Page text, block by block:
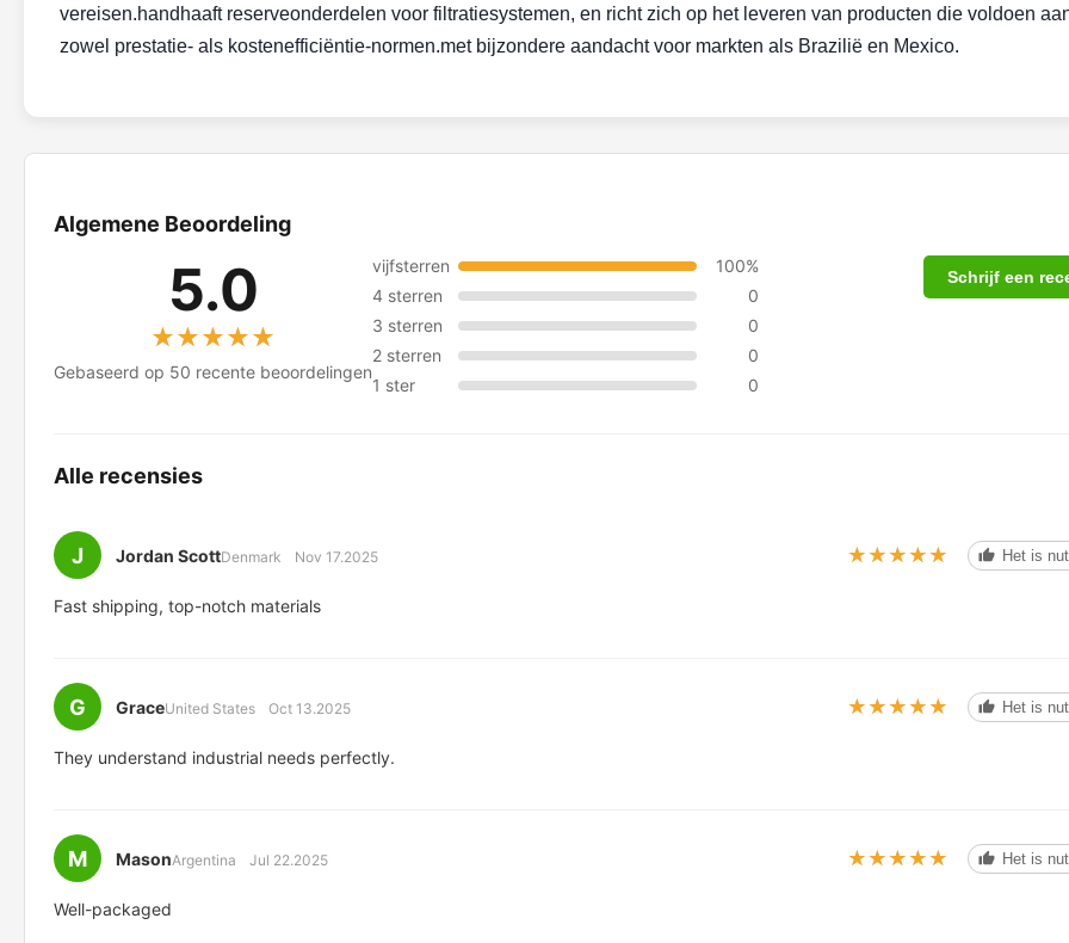
vereisen.handhaaft reserveonderdelen voor filtratiesystemen, en richt zich op het leveren van producten die voldoen
zowel prestatie- als kostenefficiëntie-normen.met bijzondere aandacht voor markten als Brazilië en Mexico.
Algemene Beoordeling
5.0
★★★★★
★★★★★
Gebaseerd op 50 recente beoordelingen
vijfsterren
100%
4 sterren
0
3 sterren
0
2 sterren
0
1 ster
0
Schrijf een
Alle recensies
J Jordan ScottDenmark Nov 17.2025 ★★★★★
★★★★★ Het is
Fast shipping, top-notch materials
G GraceUnited States Oct 13.2025 ★★★★★
★★★★★ Het is
They understand industrial needs perfectly.
M MasonArgentina Jul 22.2025 ★★★★★
★★★★★ Het is
Well-packaged